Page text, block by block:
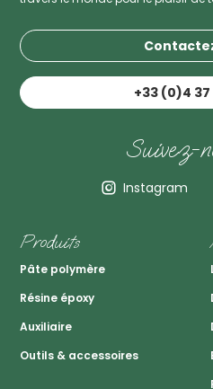
+33 (0)4 37
Suivez-
Instagram
Produits
Pâte polymère
Résine époxy
Auxiliaire
Outils & accessoires